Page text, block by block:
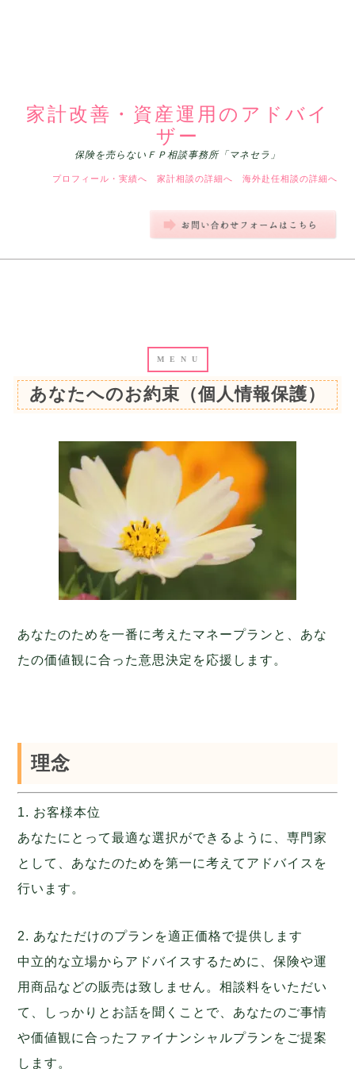
家計改善・資産運用のアドバイ
ザー
保険を売らないＦＰ相談事務所「マネセラ」
プロフィール・実績へ 家計相談の詳細へ 海外赴任相談の詳細へ
あなたへのお約束（個人情報保護）
あなたのためを一番に考えたマネープランと、あな
たの価値観に合った意思決定を応援します。
理念
1. お客様本位
あなたにとって最適な選択ができるように、専門家
として、あなたのためを第一に考えてアドバイスを
行います。
2. あなただけのプランを適正価格で提供します
中立的な立場からアドバイスするために、保険や運
用商品などの販売は致しません。相談料をいただい
て、しっかりとお話を聞くことで、あなたのご事情
や価値観に合ったファイナンシャルプランをご提案
します。